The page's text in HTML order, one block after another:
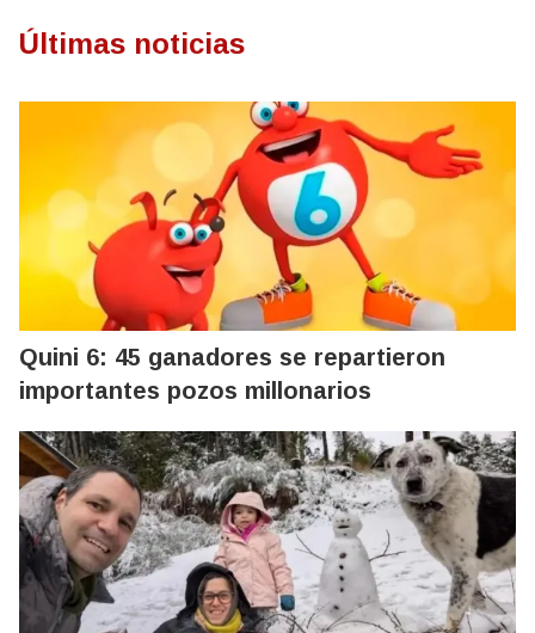
Últimas noticias
Quini 6: 45 ganadores se repartieron
importantes pozos millonarios